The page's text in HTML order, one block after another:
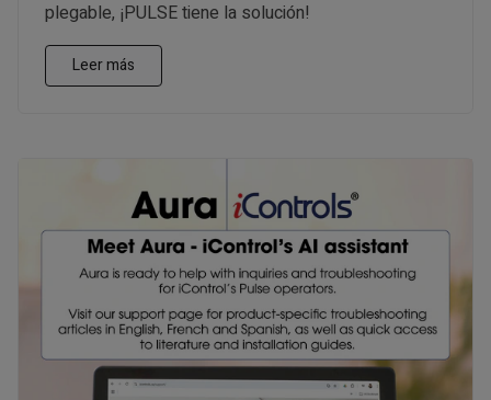
plegable, ¡PULSE tiene la solución!
Leer más